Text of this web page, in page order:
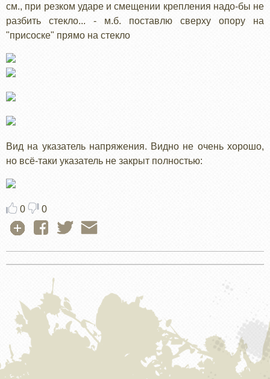
см., при резком ударе и смещении крепления надо-бы не
разбить стекло... - м.б. поставлю сверху опору на
"присоске" прямо на стекло
Вид на указатель напряжения. Видно не очень хорошо,
но всё-таки указатель не закрыт полностью:
0 0